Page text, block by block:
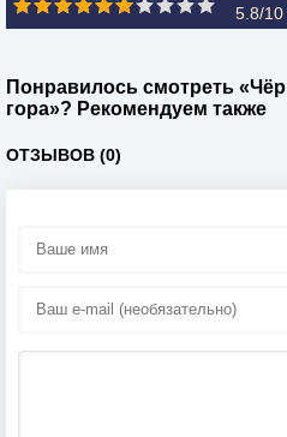
5.8/10
Понравилось смотреть
гора»? Рекомендуем также
ОТЗЫВОВ (0)